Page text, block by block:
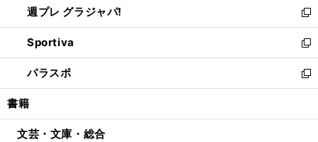
く
で
開
く
ィ
ン
ド
ウ
で
開
い
ウ
ィ
ン
ド
ウ
開
週プレ グラジャパ!
新
し
い
ウ
ィ
ン
ウ
Sportiva
新
し
い
ウ
ン
パラスポ
新
し
ウ
書籍
文芸・文庫・総合